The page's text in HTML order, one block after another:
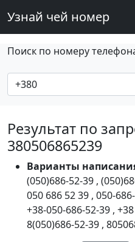
Узнай чей номер
Поиск по номеру
Результат по
380506865239
Варианты
(050)686-52-39 ,
050 686 52 39 , 050-
+38-050-686-52-39 ,
8(050)686-52-39 ,